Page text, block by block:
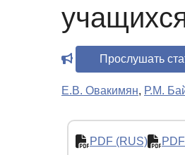
Прослушать
Е.В. Овакимян, Р.М.
PDF (RUS)